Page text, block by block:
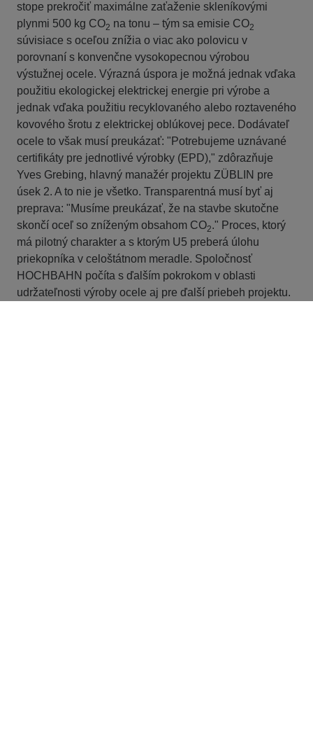
stope prekročiť maximálne zaťaženie skleníkovými
plynmi 500 kg CO2 na tonu – tým sa emisie CO2
súvisiace s oceľou znížia o viac ako polovicu v
porovnaní s konvenčne vysokopecnou výrobou
výstužnej ocele. Výrazná úspora je možná jednak vďaka
použitiu ekologickej elektrickej energie pri výrobe a
jednak vďaka použitiu recyklovaného alebo roztaveného
kovového šrotu z elektrickej oblúkovej pece. Dodávateľ
ocele to však musí preukázať: "Potrebujeme uznávané
certifikáty pre jednotlivé výrobky (EPD)," zdôrazňuje
Yves Grebing, hlavný manažér projektu ZÜBLIN pre
úsek 2. A to nie je všetko. Transparentná musí byť aj
preprava: "Musíme preukázať, že na stavbe skutočne
skončí oceľ so zníženým obsahom CO2." Proces, ktorý
má pilotný charakter a s ktorým U5 preberá úlohu
priekopníka v celoštátnom meradle. Spoločnosť
HOCHBAHN počíta s ďalším pokrokom v oblasti
udržateľnosti výroby ocele aj pre ďalší priebeh projektu.